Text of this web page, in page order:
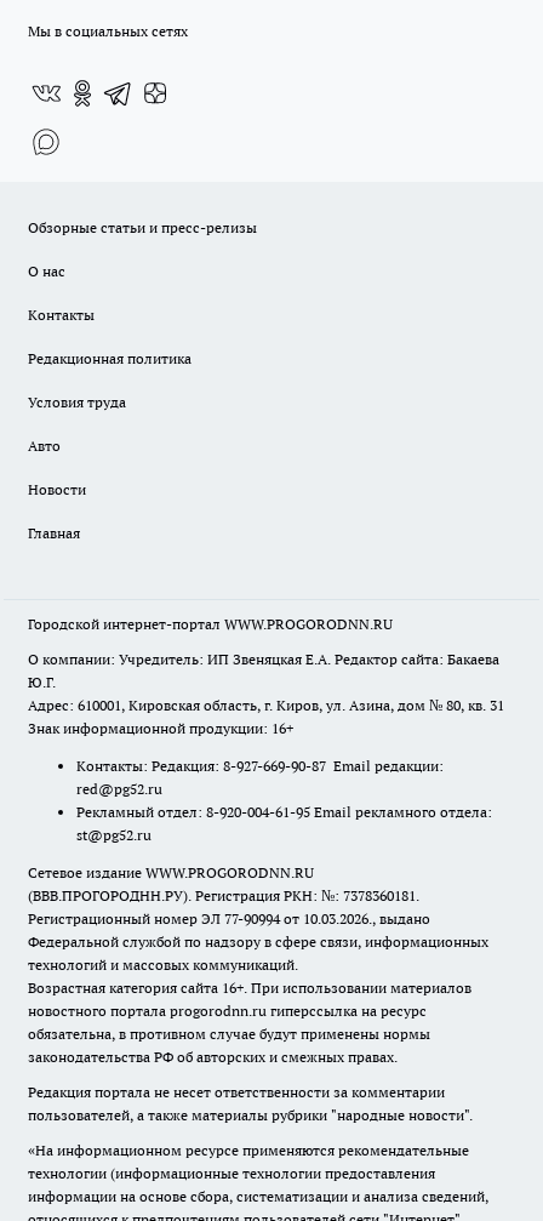
Мы в социальных сетях
Обзорные статьи и пресс-релизы
О нас
Контакты
Редакционная политика
Условия труда
Авто
Новости
Главная
Городской интернет-портал WWW.PROGORODNN.RU
О компании: Учредитель: ИП Звеняцкая Е.А. Редактор сайта: Бакаева
Ю.Г.
Адрес: 610001, Кировская область, г. Киров, ул. Азина, дом № 80, кв. 31
Знак информационной продукции: 16+
Контакты: Редакция: 8-927-669-90-87 Email редакции:
red@pg52.ru
Рекламный отдел: 8-920-004-61-95 Email рекламного отдела:
st@pg52.ru
Сетевое издание WWW.PROGORODNN.RU
(ВВВ.ПРОГОРОДНН.РУ). Регистрация РКН: №: 7378360181.
Регистрационный номер ЭЛ 77-90994 от 10.03.2026., выдано
Федеральной службой по надзору в сфере связи, информационных
технологий и массовых коммуникаций.
Возрастная категория сайта 16+. При использовании материалов
новостного портала progorodnn.ru гиперссылка на ресурс
обязательна, в противном случае будут применены нормы
законодательства РФ об авторских и смежных правах.
Редакция портала не несет ответственности за комментарии
пользователей, а также материалы рубрики "народные новости".
«На информационном ресурсе применяются рекомендательные
технологии (информационные технологии предоставления
информации на основе сбора, систематизации и анализа сведений,